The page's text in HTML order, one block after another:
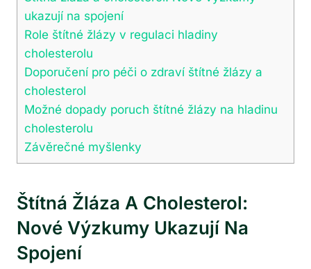
ukazují na spojení
Role štítné žlázy v regulaci hladiny
cholesterolu
Doporučení pro péči o zdraví štítné žlázy a
cholesterol
Možné dopady poruch štítné žlázy na hladinu
cholesterolu
Závěrečné myšlenky
Štítná Žláza A Cholesterol:
Nové Výzkumy Ukazují Na
Spojení